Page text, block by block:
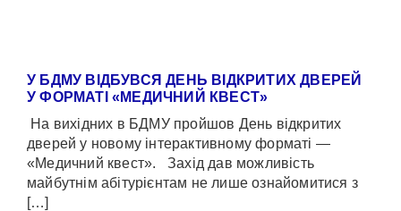
У БДМУ ВІДБУВСЯ ДЕНЬ ВІДКРИТИХ ДВЕРЕЙ
У ФОРМАТІ «МЕДИЧНИЙ КВЕСТ»
На вихідних в БДМУ пройшов День відкритих
дверей у новому інтерактивному форматі —
«Медичний квест». Захід дав можливість
майбутнім абітурієнтам не лише ознайомитися з
[…]